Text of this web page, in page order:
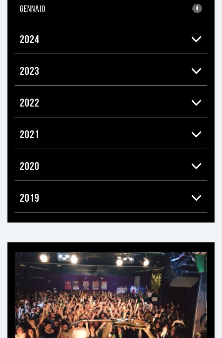
4
GENNAIO
2024
2023
2022
2021
2020
2019
Ti
può
interessare